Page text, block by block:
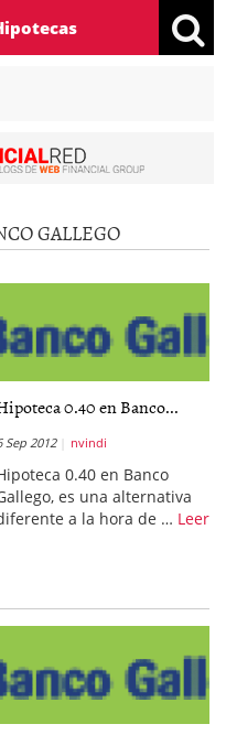
GALLEGO
0.40 en Banco...
Sep 2012 nvindi
0.40 en Banco
es una alternativa
a la hora de … Leer